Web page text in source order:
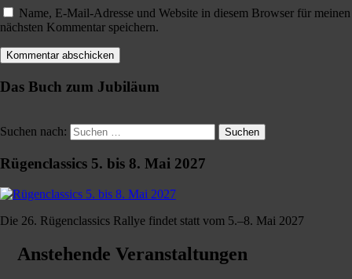
Name, E-Mail-Adresse und Website in diesem Browser für meinen
nächsten Kommentar speichern.
Das Buch zum Jubiläum
Suchen nach: Suchen
Rügenclassics 5. bis 8. Mai 2027
Die 26. Rügenclassics Rallye findet statt vom 5.–8. Mai 2027
Anstehende Veranstaltungen